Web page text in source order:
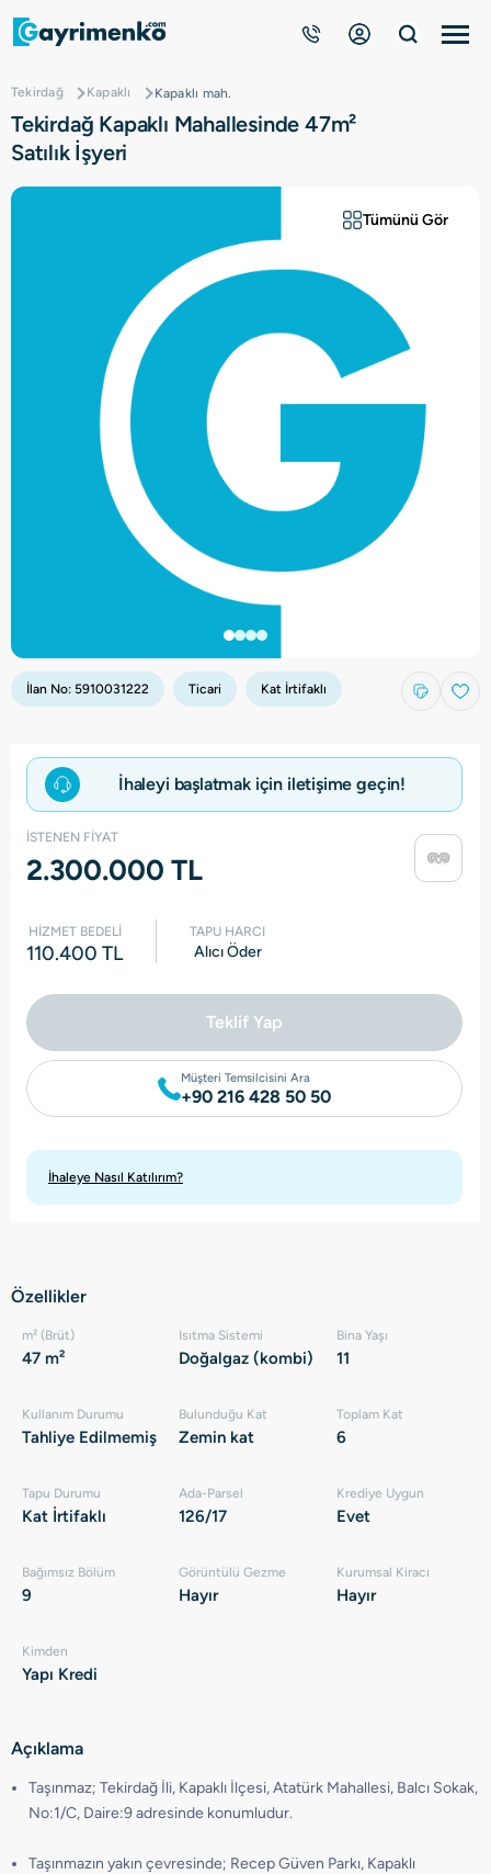
Gayrimenkuller
Tekirdağ Kapaklı Kapaklı mah.
Tekirdağ Kapaklı Mahallesinde 47m²
Satılık İşyeri
Tümünü Gör
İlan No: 5910031222 Ticari Kat İrtifaklı
İhaleyi başlatmak için iletişime geçin!
İSTENEN FİYAT
2.300.000 TL
HİZMET BEDELİ
110.400 TL
TAPU HARCI
Alıcı Öder
Teklif Yap
Müşteri Temsilcisini Ara
+90 216 428 50 50
İhaleye Nasıl Katılırım?
Özellikler
m² (Brüt)
47 m²
Isıtma Sistemi
Doğalgaz (kombi)
Bina Yaşı
11
Kullanım Durumu
Tahliye Edilmemiş
Bulunduğu Kat
Zemin kat
Toplam Kat
6
Tapu Durumu
Kat İrtifaklı
Ada-Parsel
126/17
Krediye Uygun
Evet
Bağımsız Bölüm
9
Görüntülü Gezme
Hayır
Kurumsal Kiracı
Hayır
Kimden
Yapı Kredi
Açıklama
Taşınmaz; Tekirdağ İli, Kapaklı İlçesi, Atatürk Mahallesi, Balcı Sokak,
No:1/C, Daire:9 adresinde konumludur.
Taşınmazın yakın çevresinde; Recep Güven Parkı, Kapaklı